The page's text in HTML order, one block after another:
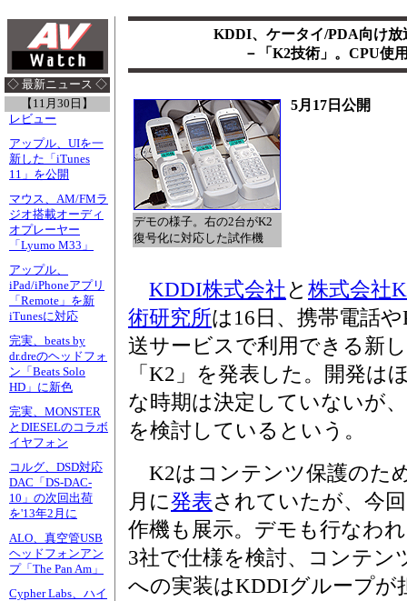
◇ 最新ニュース ◇
【11月30日】
レビュー
アップル、UIを一
新した「iTunes
11」を公開
マウス、AM/FMラ
ジオ搭載オーディ
オプレーヤー
「Lyumo M33」
アップル、
iPad/iPhoneアプリ
「Remote」を新
iTunesに対応
完実、beats by
dr.dreのヘッドフォ
ン「Beats Solo
HD」に新色
完実、MONSTER
とDIESELのコラボ
イヤフォン
コルグ、DSD対応
DAC「DS-DAC-
10」の次回出荷
を'13年2月に
ALO、真空管USB
ヘッドフォンアン
プ「The Pan Am」
Cypher Labs、ハイ
KDDI、ケータイ/PDA向け
－「K2技術」。CPU使
デモの様子。右の2台がK2
復号化に対応した試作機
5月17日公開
KDDI株式会社 と 株式会社
術研究所は16日、携帯電話
送サービスで利用できる新
「K2」を発表した。開発は
な時期は決定していないが
を検討しているという。
K2はコンテンツ保護のた
月に発表されていたが、今
作機も展示。デモも行なわ
3社で仕様を検討、コンテン
への実装はKDDIグループが